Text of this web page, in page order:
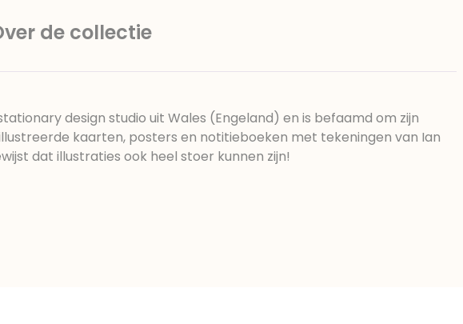
de collectie
design studio uit Wales (Engeland) en is befaamd om zijn
kaarten, posters en notitieboeken met tekeningen van Ian
dat illustraties ook heel stoer kunnen zijn!